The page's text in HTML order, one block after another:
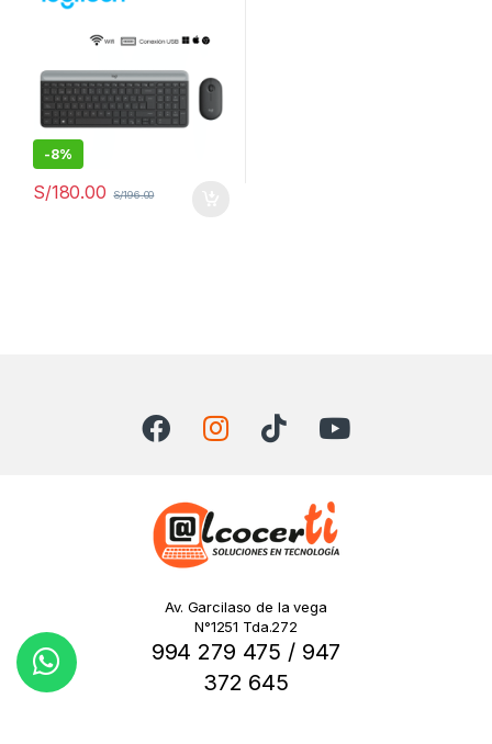
-8%
S/180.00 S/196.00
Av. Garcilaso de la vega
N°1251 Tda.272
994 279 475 / 947
372 645